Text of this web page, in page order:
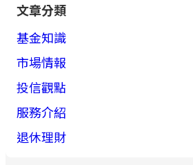
文章分類
基金知識
市場情報
投信觀點
服務介紹
退休理財